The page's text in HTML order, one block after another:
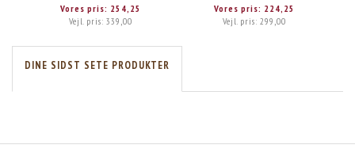
Vores pris: 254,25
Vejl. pris: 339,00
Vores pris: 224,25
Vejl. pris: 299,00
DINE SIDST SETE PRODUKTER